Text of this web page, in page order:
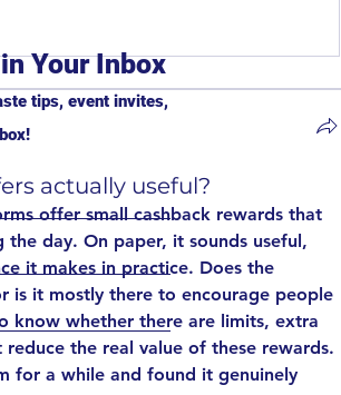
actually useful?
offer small cashback rewards that
day. On paper, it sounds useful,
it makes in practice. Does the
is it mostly there to encourage people
know whether there are limits, extra
the real value of these rewards.
for a while and found it genuinely
Your Inbox
tips, event invites,